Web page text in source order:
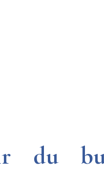
du